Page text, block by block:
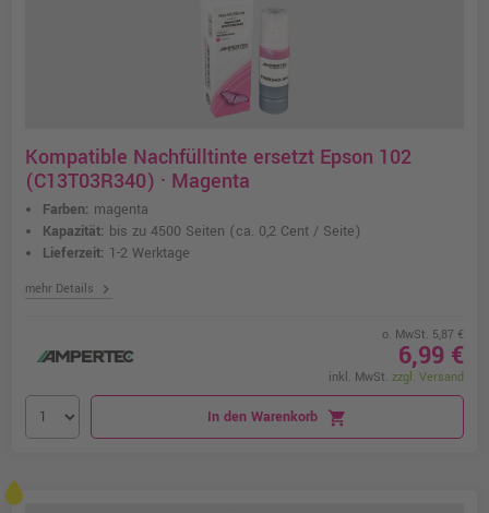
Kompatible Nachfülltinte ersetzt Epson 102
(C13T03R340) · Magenta
Farben: magenta
Kapazität: bis zu 4500 Seiten (ca. 0,2 Cent / Seite)
Lieferzeit: 1-2 Werktage
mehr Details chevron_right
o. MwSt. 5,87 €
6,99 €
inkl. MwSt. zzgl. Versand
In den Warenkorb shopping_cart